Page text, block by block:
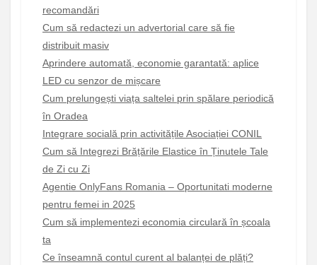
recomandări
Cum să redactezi un advertorial care să fie
distribuit masiv
Aprindere automată, economie garantată: aplice
LED cu senzor de mișcare
Cum prelungești viața saltelei prin spălare periodică
în Oradea
Integrare socială prin activitățile Asociației CONIL
Cum să Integrezi Brățările Elastice în Ținutele Tale
de Zi cu Zi
Agentie OnlyFans Romania – Oportunitati moderne
pentru femei in 2025
Cum să implementezi economia circulară în școala
ta
Ce înseamnă contul curent al balanței de plăți?